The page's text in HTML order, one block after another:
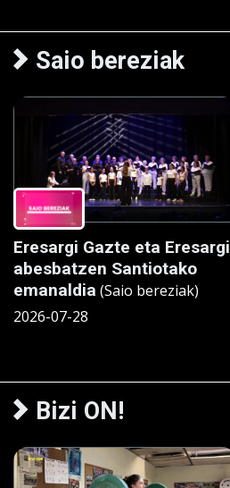
Saio bereziak
Eresargi Gazte eta Eresargi
abesbatzen Santiotako
emanaldia (Saio bereziak)
2026-07-28
Bizi ON!